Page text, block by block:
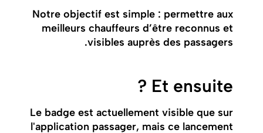
Notre objectif est simple : permettre aux
meilleurs chauffeurs d’être reconnus et
visibles auprès des passagers.
Et ensuite ?
Le badge est actuellement visible que sur
l'application passager, mais ce lancement